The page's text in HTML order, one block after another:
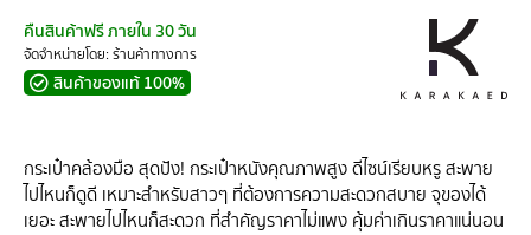
คืนสินค้าฟรี ภายใน 30 วัน
จัดจำหน่ายโดย: ร้านค้าทางการ
สินค้าของแท้ 100%
กระเป๋าคล้องมือ สุดปัง! กระเป๋าหนังคุณภาพสูง ดีไซน์เรียบหรู สะพาย
ไปไหนก็ดูดี เหมาะสำหรับสาวๆ ที่ต้องการความสะดวกสบาย จุของได้
เยอะ สะพายไปไหนก็สะดวก ที่สำคัญราคาไม่แพง คุ้มค่าเกินราคาแน่นอน